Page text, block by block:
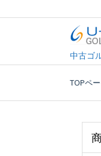
to
U-
中古ゴ
中古ゴ
TOPペ